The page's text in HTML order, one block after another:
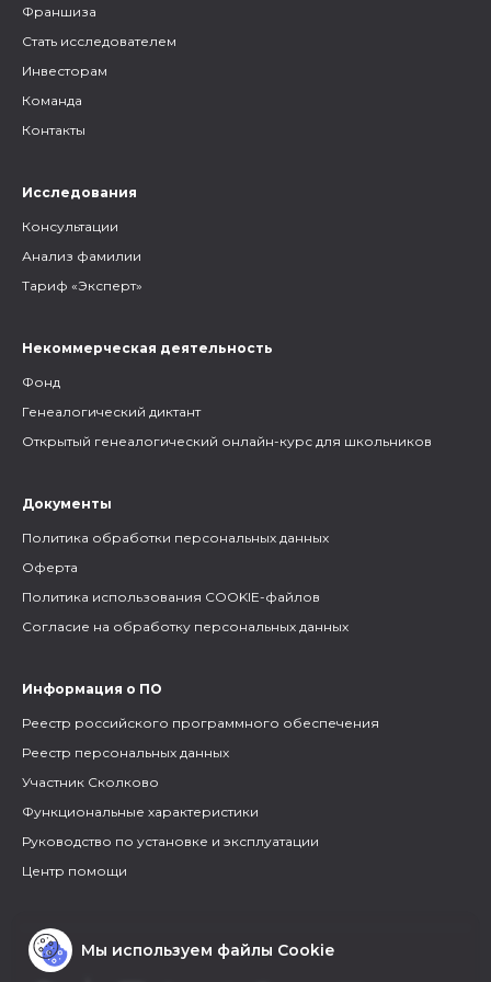
Франшиза
Стать исследователем
Инвесторам
Команда
Контакты
Исследования
Консультации
Анализ фамилии
Тариф «Эксперт»
Некоммерческая деятельность
Фонд
Генеалогический диктант
Открытый генеалогический онлайн-курс для школьников
Документы
Политика обработки персональных данных
Оферта
Политика использования COOKIE-файлов
Согласие на обработку персональных данных
Информация о ПО
Реестр российского программного обеспечения
Реестр персональных данных
Участник Сколково
Функциональные характеристики
Руководство по установке и эксплуатации
Центр помощи
Мы используем файлы Cookie